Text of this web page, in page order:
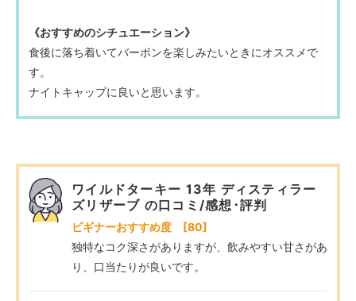
《おすすめのシチュエーション》
食後に落ち着いてバーボンを楽しみたいときにオススメで
す。
ナイトキャップに良いと思います。
ワイルドターキー 13年 ディスティラー
ズリザーブ の口コミ/感想･評判
ビギナーおすすめ度 [80]
独特なコク深さがありますが、飲みやすい甘さがあ
り、口当たりが良いです。